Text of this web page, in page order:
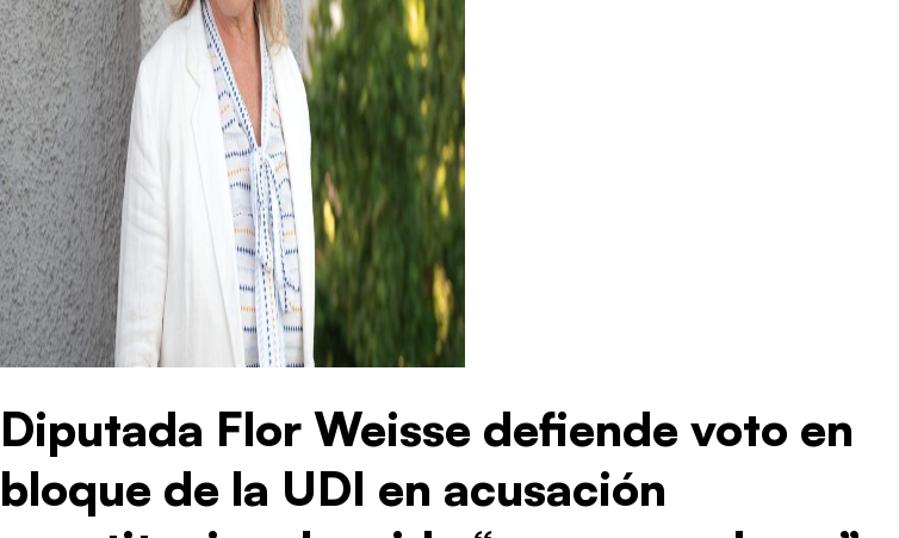
Diputada Flor Weisse defiende voto en
bloque de la UDI en acusación